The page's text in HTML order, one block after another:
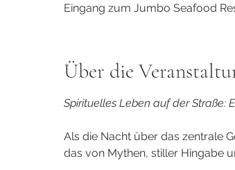
Eingang zum Jumbo Seafood
Über die
Spirituelles Leben auf der Straße:
Als die Nacht über das zentrale
das von Mythen, stiller Hingabe